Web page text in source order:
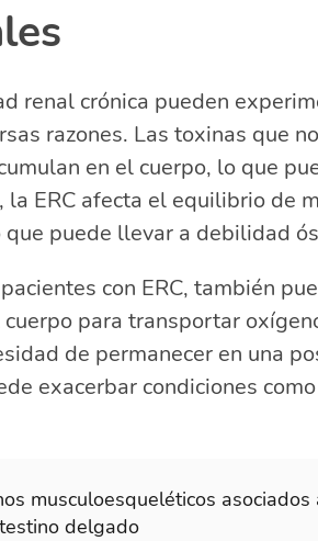
renal crónica pueden
razones. Las toxinas que
en el cuerpo, lo que
ERC afecta el equilibrio de
puede llevar a debilidad
con ERC, también
para transportar
de permanecer en una
exacerbar condiciones
musculoesqueléticos asociados
delgado